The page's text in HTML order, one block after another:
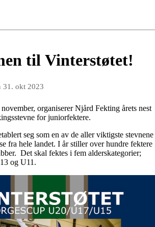
til Vinterstøtet!
31. okt 2023
organiserer Njård Fekting årets nest
for juniorfektere.
seg som en av de aller viktigste stevnene
fra hele landet. I år stiller over hundre fektere
Det skal fektes i fem alderskategorier;
og U11.